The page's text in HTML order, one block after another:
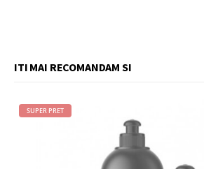
ITI MAI RECOMANDAM SI
SUPER PRET